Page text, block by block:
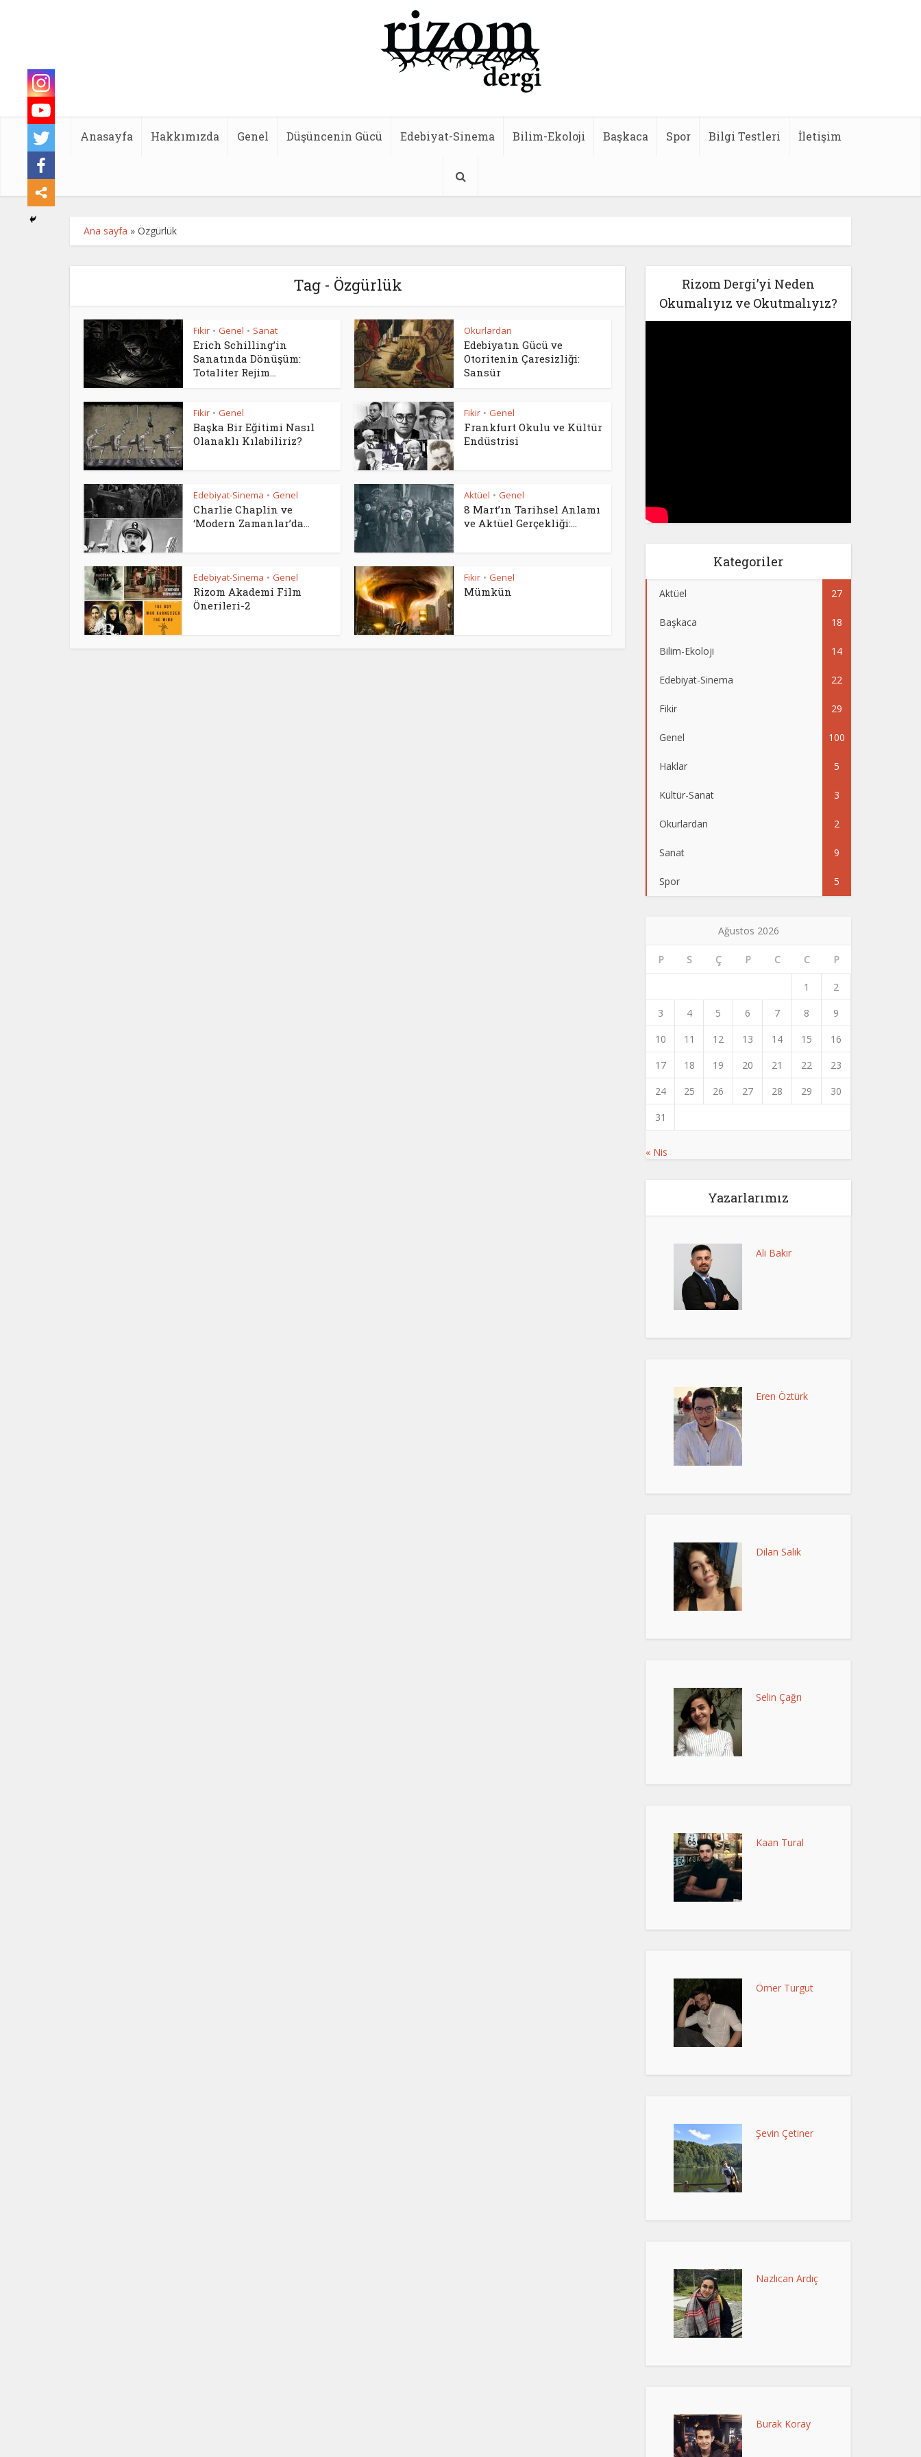
Anasayfa Hakkımızda Genel Düşüncenin Gücü Edebiyat-Sinema Bilim-Ekoloji Başkaca Spor Bilgi Testleri İletişim
Ana sayfa » Özgürlük
Tag - Özgürlük
Fikir • Genel • Sanat
Erich Schilling’in
Sanatında Dönüşüm:
Totaliter Rejim...
Okurlardan
Edebiyatın Gücü ve
Otoritenin Çaresizliği:
Sansür
Fikir • Genel
Başka Bir Eğitimi Nasıl
Olanaklı Kılabiliriz?
Fikir • Genel
Frankfurt Okulu ve Kültür
Endüstrisi
Edebiyat-Sinema • Genel
Charlie Chaplin ve
‘Modern Zamanlar’da...
Aktüel • Genel
8 Mart’ın Tarihsel Anlamı
ve Aktüel Gerçekliği:...
Edebiyat-Sinema • Genel
Rizom Akademi Film
Önerileri-2
Fikir • Genel
Mümkün
Rizom Dergi’yi Neden
Okumalıyız ve Okutmalıyız?
Kategoriler
Aktüel 27
Başkaca 18
Bilim-Ekoloji 14
Edebiyat-Sinema 22
Fikir 29
Genel 100
Haklar 5
Kültür-Sanat 3
Okurlardan 2
Sanat 9
Spor 5
Ağustos 2026
P S Ç P C C P
1
2
3
4 5 6 7 8
9
10
11 12 13 14 15
16
17
18 19 20 21 22
23
24
25 26 27 28 29
30
31
« Nis
Yazarlarımız
Ali Bakır
Eren Öztürk
Dilan Salık
Selin Çağrı
Kaan Tural
Ömer Turgut
Şevin Çetiner
Nazlıcan Ardıç
Burak Koray